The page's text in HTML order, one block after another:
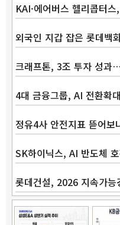
KAI·에어버스 헬리콥터
외국인 지갑 잡은 롯데
크래프톤, 3조 투자 성
4대 금융그룹, AI 전환확
정유4사 안전지표 뜯어
SK하이닉스, AI 반도체
롯데건설, 2026 지속가